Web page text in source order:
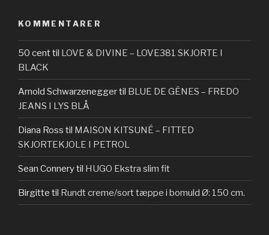
KOMMENTARER
50 centtil LOVE & DIVINE – LOVE381 SKJORTE I
BLACK
Arnold Schwarzeneggertil BLUE DE GÊNES – FREDO
JEANS I LYS BLÅ
Diana Ross til MAISON KITSUNÉ – FITTED
SKJORTEKJOLE I PETROL
Sean Connerytil HUGO Ekstra slim fit
Birgitte til Rundt creme/sort tæppe i bomuld Ø: 150 cm.